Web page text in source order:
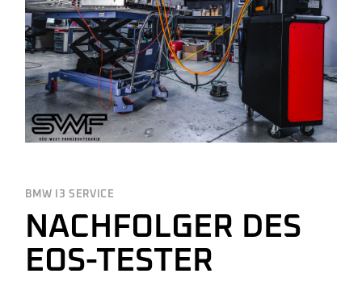
BMW I3 SERVICE
NACHFOLGER DES
EOS-TESTER